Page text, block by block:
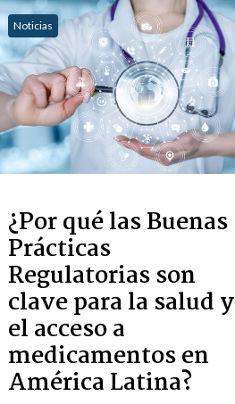
Noticias
¿Por qué las Buenas
Prácticas
Regulatorias son
clave para la salud y
el acceso a
medicamentos en
América Latina?